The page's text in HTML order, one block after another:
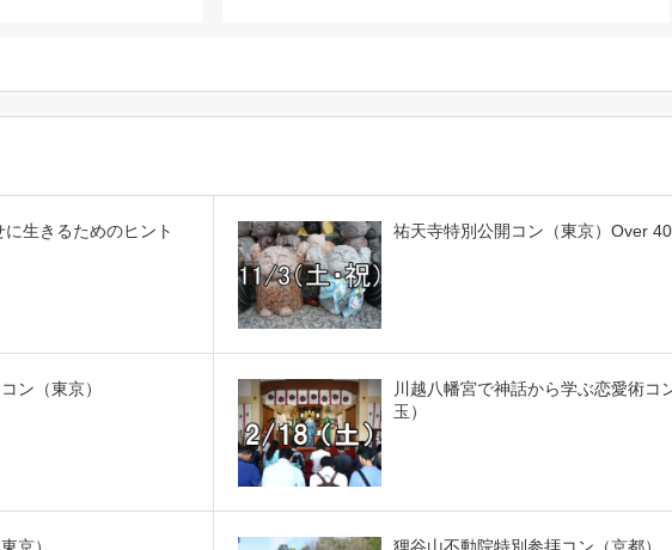
生きるためのヒント
祐天寺特別公開コン（東京）Over 40
ン（東京）
川越八幡宮で神話から学ぶ恋愛術コ
玉）